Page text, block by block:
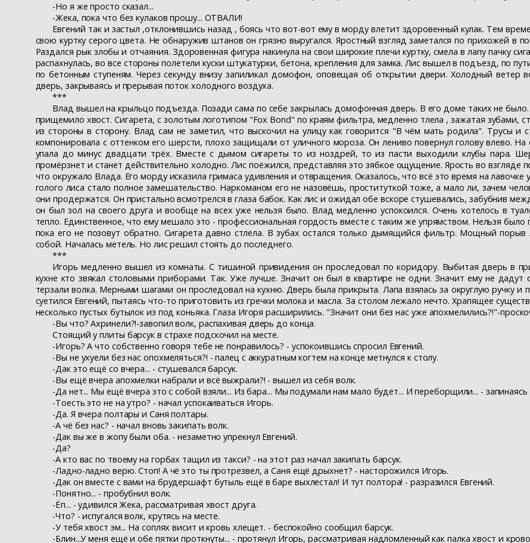
-Но я же просто сказал...
-Жека, пока что без кулаков прошу... ОТВАЛИ!
Евгений так и застыл ,отклонившись назад , боясь что вот-вот ему в морду влетит здоровенный кулак. Тем
свою куртку серого цвета. Не обнаружив штанов он грязно выругался. Яростный взгляд заметался по прихожей в
Раздался рык злобы и отчаяния. Здоровенная фигура накинула на свои широкие плечи куртку, смела в лапу пачку
распахнулась, во все стороны полетели куски штукатурки, бетона, крепления для замка. Лис вышел в подъезд, по
по бетонным ступеням. Через секунду внизу запиликал домофон, оповещая об открытии двери. Холодный ветер
дверь, закрываясь и прерывая поток холодного воздуха.
***
Влад вышел на крыльцо подъезда. Позади сама по себе закрылась домофонная дверь. В его доме таких не
прищемило хвост. Сигарета, с золотым логотипом "Fox Bond" по краям фильтра, медленно тлела , зажатая зубами,
из стороны в сторону. Влад сам не заметил, что выскочил на улицу как говорится "В чём мать родила". Трусы и
компонировала с оттенком его шерсти, плохо защищали от уличного мороза. Он лениво повернул голову влево.
упала до минус двадцати трёх. Вместе с дымом сигареты то из ноздрей, то из пасти выходили клубы пара.
промёрзнет и станет действительно холодно. Лис поёжился, представляя это зябкое ощущение. Ярость во взгляде
что окружало Влада. Его морду исказила гримаса удивления и отвращения. Оказалось, что всё это время на
голого лиса стало полное замешательство. Наркоманом его не назовёшь, проституткой тоже, а мало ли, зачем
они продержатся. Он пристально всмотрелся в глаза бабок. Как лис и ожидал обе вскоре стушевались, забубнив
он был зол на своего друга и вообще на всех уже нельзя было. Влад медленно успокоился. Очень хотелось в
тепло. Единственное, что ему мешало это - профессиональная гордость вместе с таким же упрямством. Нельзя было
пока его не позовут обратно. Сигарета давно стлела. В зубах остался только дымящийся фильтр. Мощный порыв
собой. Началась метель. Но лис решил стоять до последнего.
***
Игорь медленно вышел из комнаты. С тишиной привидения он проследовал по коридору. Выбитая дверь в
кухне кто звякал столовыми приборами. Так. Уже лучше. Значит он был в квартире не одни. Значит ему не
терзали волка. Мерными шагами он проследовал на кухню. Дверь была прикрыта. Лапа взялась за округлую ручку
суетился Евгений, пытаясь что-то приготовить из гречки молока и масла. За столом лежало нечто. Храпящее
несколько пустых бутылок из под коньяка. Глаза Игоря расширились. "Значит они без нас уже апохмелились?!"-
-Вы что? Ахринели?!-завопил волк, распахивая дверь до конца.
Стоящий у плиты барсук в страхе подскочил на месте.
-Игорь? А что собственно говоря тебе не понравилось? - успокоившись спросил Евгений.
-Вы не ухуели без нас опохмеляться?! - палец с аккуратным когтем на конце метнулся к столу.
-Дак это ещё со вчера... - стушевался барсук.
-Вы ещё вчера апохмелки набрали и всё выжрали?! - вышел из себя волк.
-Да нет... Мы ещё вчера это с собой взяли... Из бара... Мы подумали нам мало будет... И переборщили... -
-Тоесть это не на утро? - начал успокаиваться Игорь.
-Да. Я вчера полтары и Саня полтары.
-А чё без нас? - начал вновь закипать волк.
-Дак вы же в жопу были оба. - незаметно упрекнул Евгений.
-Да?
-А кто вас по твоему на горбах тащил из такси? - на этот раз начал закипать барсук.
-Ладно-ладно верю. Стоп! А чё это ты протрезвел, а Саня ещё дрыхнет? - насторожился Игорь.
-Дак он вместе с вами на брудершафт бутыль ещё в баре выхлестал! И тут полтора! - разразился Евгений.
-Понятно... - пробубнил волк.
-Ёп... - удивился Жека, рассматривая хвост друга.
-Что? - испугался волк, крутясь на месте.
-У тебя хвост эм... На соплях висит и кровь хлещет. - беспокойно сообщил барсук.
-Блин...У меня ещё и обе пятки проткнуты... - протянул Игорь, рассматривая надломленный как палка хвост и